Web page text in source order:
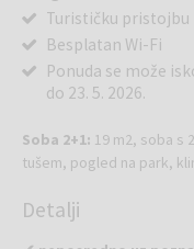
Turističku pristojbu
Besplatan Wi-Fi
Ponuda se može
do 23. 5. 2026.
Soba 2+1: 19 m2, soba s
tušem, pogled na park,
Detalji